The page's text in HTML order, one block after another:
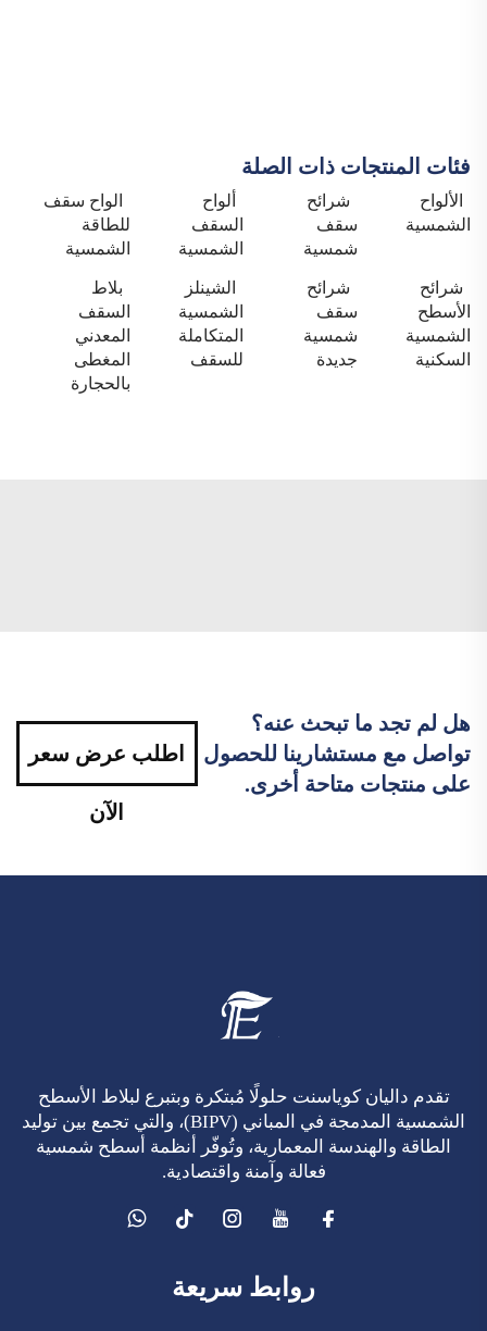
فئات المنتجات ذات الصلة
الألواح
الشمسية
شرائح
سقف
شمسية
ألواح
السقف
الشمسية
الواح سقف
للطاقة
الشمسية
شرائح
الأسطح
الشمسية
السكنية
شرائح
سقف
شمسية
جديدة
الشينلز
الشمسية
المتكاملة
للسقف
بلاط
السقف
المعدني
المغطى
بالحجارة
هل لم تجد ما تبحث عنه؟
تواصل مع مستشارينا للحصول
على منتجات متاحة أخرى.
اطلب عرض سعر
الآن
تقدم داليان كوياسنت حلولًا مُبتكرة وبتبرع لبلاط الأسطح
الشمسية المدمجة في المباني (BIPV)، والتي تجمع بين توليد
الطاقة والهندسة المعمارية، وتُوفّر أنظمة أسطح شمسية
فعالة وآمنة واقتصادية.
روابط سريعة